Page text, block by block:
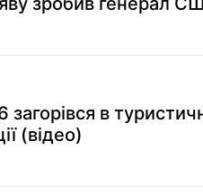
в
(відео)